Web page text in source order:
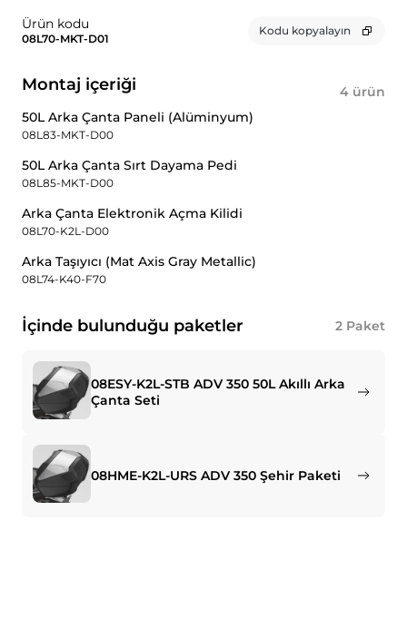
Ürün kodu
08L70-MKT-D01
Kodu kopyalayın
Montaj içeriği
4 ürün
50L Arka Çanta Paneli (Alüminyum)
08L83-MKT-D00
50L Arka Çanta Sırt Dayama Pedi
08L85-MKT-D00
Arka Çanta Elektronik Açma Kilidi
08L70-K2L-D00
Arka Taşıyıcı (Mat Axis Gray Metallic)
08L74-K40-F70
İçinde bulunduğu paketler 2 Paket
08ESY-K2L-STB ADV 350 50L Akıllı Arka
Çanta Seti
08HME-K2L-URS ADV 350 Şehir Paketi